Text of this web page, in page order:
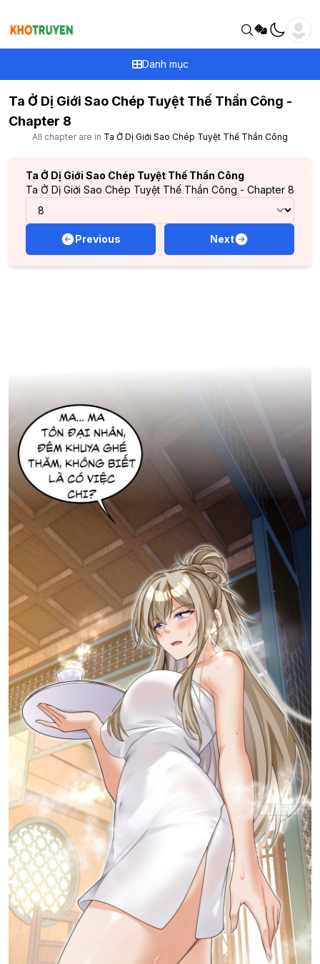
Danh mục
Ta Ở Dị Giới Sao Chép Tuyệt Thế Thần Công -
Chapter 8
All chapter are in Ta Ở Dị Giới Sao Chép Tuyệt Thế Thần Công
Ta Ở Dị Giới Sao Chép Tuyệt Thế Thần Công
Ta Ở Dị Giới Sao Chép Tuyệt Thế Thần Công - Chapter 8
Previous Next